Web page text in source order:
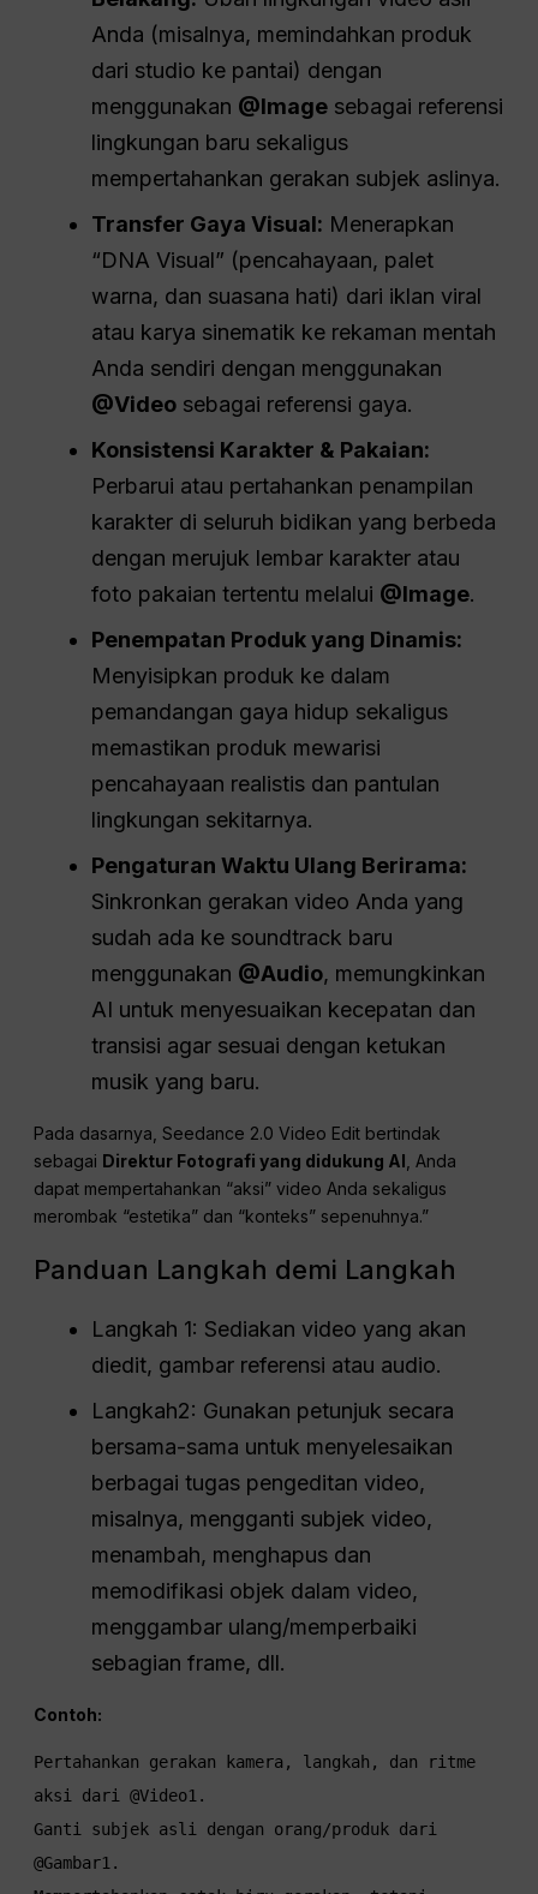
Anda (misalnya, memindahkan produk
dari studio ke pantai) dengan
menggunakan @Image sebagai referensi
lingkungan baru sekaligus
mempertahankan gerakan subjek aslinya.
Transfer Gaya Visual: Menerapkan
“DNA Visual” (pencahayaan, palet
warna, dan suasana hati) dari iklan viral
atau karya sinematik ke rekaman mentah
Anda sendiri dengan menggunakan
@Video sebagai referensi gaya.
Konsistensi Karakter & Pakaian:
Perbarui atau pertahankan penampilan
karakter di seluruh bidikan yang berbeda
dengan merujuk lembar karakter atau
foto pakaian tertentu melalui @Image.
Penempatan Produk yang Dinamis:
Menyisipkan produk ke dalam
pemandangan gaya hidup sekaligus
memastikan produk mewarisi
pencahayaan realistis dan pantulan
lingkungan sekitarnya.
Pengaturan Waktu Ulang Berirama:
Sinkronkan gerakan video Anda yang
sudah ada ke soundtrack baru
menggunakan @Audio, memungkinkan
AI untuk menyesuaikan kecepatan dan
transisi agar sesuai dengan ketukan
musik yang baru.
Pada dasarnya, Seedance 2.0 Video Edit bertindak
sebagai Direktur Fotografi yang didukung AI , Anda
dapat mempertahankan “aksi” video Anda sekaligus
merombak “estetika” dan “konteks” sepenuhnya.”
Panduan Langkah demi Langkah
Langkah 1: Sediakan video yang akan
diedit, gambar referensi atau audio.
Langkah2: Gunakan petunjuk secara
bersama-sama untuk menyelesaikan
berbagai tugas pengeditan video,
misalnya, mengganti subjek video,
menambah, menghapus dan
memodifikasi objek dalam video,
menggambar ulang/memperbaiki
sebagian frame, dll.
Contoh:
Pertahankan gerakan kamera, langkah, dan ritme
aksi dari @Video1.
Ganti subjek asli dengan orang/produk dari
@Gambar1.